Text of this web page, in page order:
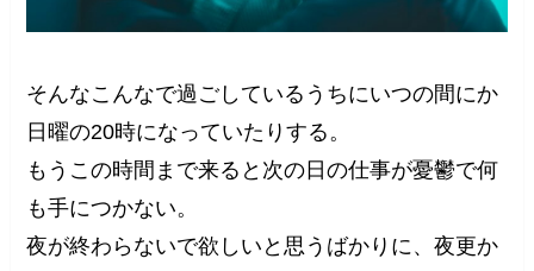
そんなこんなで過ごしているうちにいつの間にか
日曜の20時になっていたりする。
もうこの時間まで来ると次の日の仕事が憂鬱で何
も手につかない。
夜が終わらないで欲しいと思うばかりに、夜更か